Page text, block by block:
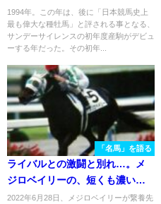
1994年。この年は、後に「日本競馬史上
最も偉大な種牡馬」と評される事となる、
サンデーサイレンスの初年度産駒がデビュ
ーする年だった。その初年...
「名馬」を語る
ライバルとの激闘と別れ…。メ
ジロベイリーの、短くも濃い現
役生活を振り返る。
2022年6月28日、メジロベイリーが繋養先